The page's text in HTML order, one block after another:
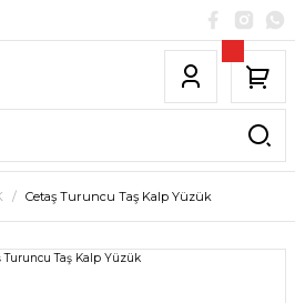
Cetaş Turuncu Taş Kalp Yüzük